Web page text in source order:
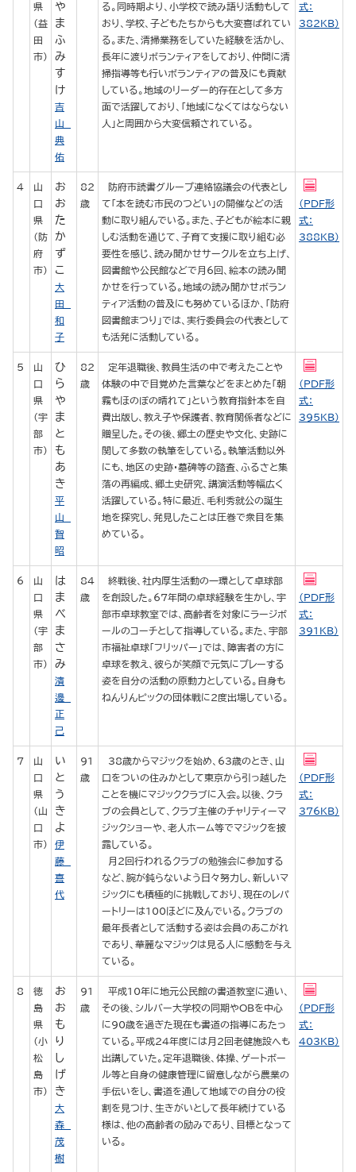
県
（益
田
市）
や
ま
ふ
み
す
け
吉
山
典
佑
る。同時期より、小学校で読み語り活動もして
おり、学校、子どもたちからも大変喜ばれてい
る。また、清掃業務をしていた経験を活かし、
長年に渡りボランティアをしており、仲間に清
掃指導等も行いボランティアの普及にも貢献
している。地域のリーダー的存在として多方
面で活躍しており、「地域になくてはならない
人」と周囲から大変信頼されている。
式：
382KB）
4
山
口
県
（防
府
市）
お
お
た
か
ず
こ
大
田
和
子
82
歳
防府市読書グループ連絡協議会の代表とし
て「本を読む市民のつどい」の開催などの活
動に取り組んでいる。また、子どもが絵本に親
しむ活動を通じて、子育て支援に取り組む必
要性を感じ、読み聞かせサークルを立ち上げ、
図書館や公民館などで月6回、絵本の読み聞
かせを行っている。地域の読み聞かせボラン
ティア活動の普及にも努めているほか、「防府
図書館まつり」では、実行委員会の代表として
も活発に活動している。
（PDF形
式：
388KB）
5
山
口
県
（宇
部
市）
ひ
ら
や
ま
と
も
あ
き
平
山
智
昭
82
歳
定年退職後、教員生活の中で考えたことや
体験の中で目覚めた言葉などをまとめた「朝
霧もほのぼの晴れて」という教育指針本を自
費出版し、教え子や保護者、教育関係者などに
贈呈した。その後、郷土の歴史や文化、史跡に
関して多数の執筆をしている。執筆活動以外
にも、地区の史跡・墓碑等の踏査、ふるさと集
落の再編成、郷土史研究、講演活動等幅広く
活躍している。特に最近、毛利秀就公の誕生
地を探究し、発見したことは圧巻で衆目を集
めている。
（PDF形
式：
395KB）
6
山
口
県
（宇
部
市）
は
ま
べ
ま
さ
み
濱
邊
正
己
84
歳
終戦後、社内厚生活動の一環として卓球部
を創設した。67年間の卓球経験を生かし、宇
部市卓球教室では、高齢者を対象にラージボ
ールのコーチとして指導している。また、宇部
市福祉卓球「フリッパー」では、障害者の方に
卓球を教え、彼らが笑顔で元気にプレーする
姿を自分の活動の原動力としている。自身も
ねんりんピックの団体戦に2度出場している。
（PDF形
式：
391KB）
7
山
口
県
（山
口
市）
い
と
う
き
よ
伊
藤
喜
代
91
歳
38歳からマジックを始め、63歳のとき、山
口をついの住みかとして東京から引っ越した
ことを機にマジッククラブに入会。以後、クラ
ブの会員として、クラブ主催のチャリティーマ
ジックショーや、老人ホーム等でマジックを披
露している。
月2回行われるクラブの勉強会に参加する
など、腕が鈍らないよう日々努力し、新しいマ
ジックにも積極的に挑戦しており、現在のレパ
ートリーは100ほどに及んでいる。クラブの
最年長者として活動する姿は会員のあこがれ
であり、華麗なマジックは見る人に感動を与え
ている。
（PDF形
式：
376KB）
8
徳
島
県
（小
松
島
市）
お
お
も
り
し
げ
き
大
森
茂
樹
91
歳
平成10年に地元公民館の書道教室に通い、
その後、シルバー大学校の同期やOBを中心
に90歳を過ぎた現在も書道の指導にあたっ
ている。平成24年度には月2回老健施設へも
出講していた。定年退職後、体操、ゲートボー
ル等と自身の健康管理に留意しながら農業の
手伝いをし、書道を通して地域での自分の役
割を見つけ、生きがいとして長年続けている
様は、他の高齢者の励みであり、目標となって
いる。
（PDF形
式：
403KB）